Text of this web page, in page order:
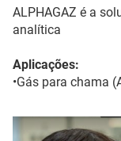
ALPHAGAZ é a
analítica
Aplicações:
•Gás para chama